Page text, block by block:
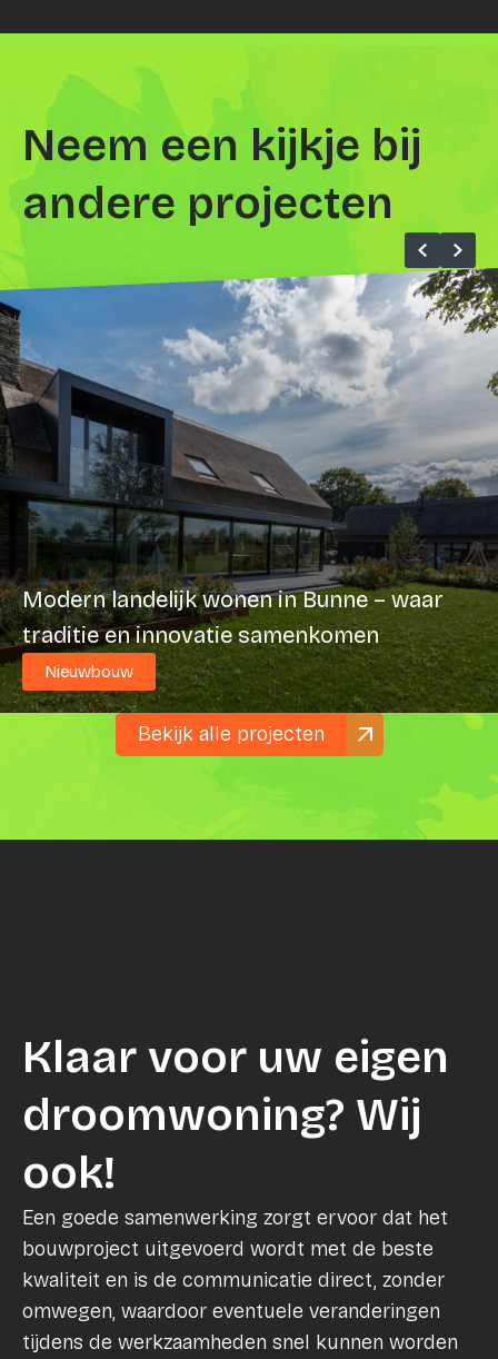
Neem een kijkje bij
andere projecten
Modern landelijk wonen in Bunne – waar
traditie en innovatie samenkomen
Nieuwbouw
Bekijk alle projecten
Klaar voor uw eigen
droomwoning? Wij
ook!
Een goede samenwerking zorgt ervoor dat het
bouwproject uitgevoerd wordt met de beste
kwaliteit en is de communicatie direct, zonder
omwegen, waardoor eventuele veranderingen
tijdens de werkzaamheden snel kunnen worden